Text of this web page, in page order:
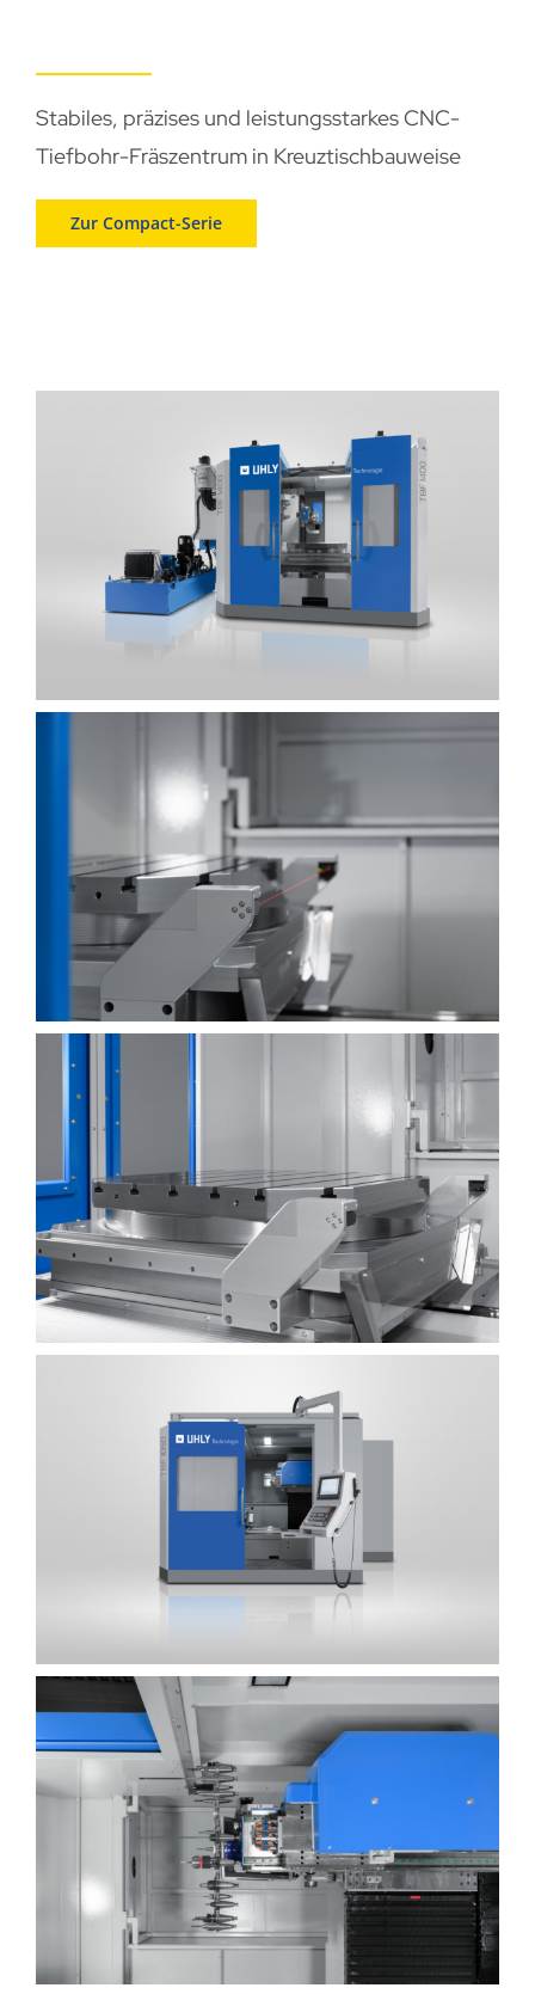
Stabiles, präzises und leistungsstarkes CNC-
Tiefbohr-Fräszentrum in Kreuztischbauweise
Zur Compact-Serie